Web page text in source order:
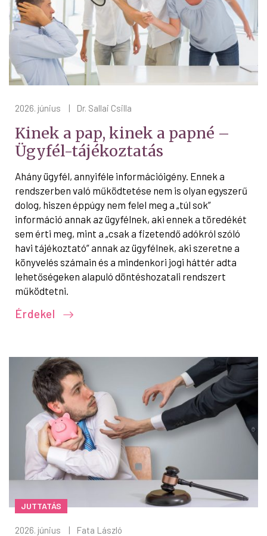
2026. június | Dr. Sallai Csilla
Kinek a pap, kinek a papné –
Ügyfél-tájékoztatás
Ahány ügyfél, annyiféle információigény. Ennek a
rendszerben való működtetése nem is olyan egyszerű
dolog, hiszen éppúgy nem felel meg a „túl sok”
információ annak az ügyfélnek, aki ennek a töredékét
sem érti meg, mint a „csak a fizetendő adókról szóló
havi tájékoztató” annak az ügyfélnek, aki szeretne a
könyvelés számain és a mindenkori jogi háttér adta
lehetőségeken alapuló döntéshozatali rendszert
működtetni.
Érdekel
JUTTATÁS
2026. június | Fata László